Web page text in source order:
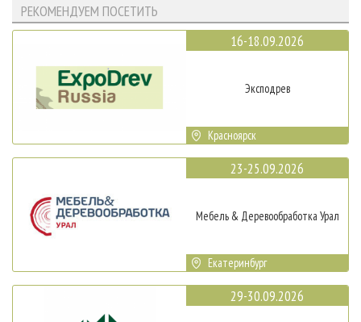
РЕКОМЕНДУЕМ ПОСЕТИТЬ
16-18.09.2026
Эксподрев
Красноярск
23-25.09.2026
Мебель & Деревообработка Урал
Екатеринбург
29-30.09.2026